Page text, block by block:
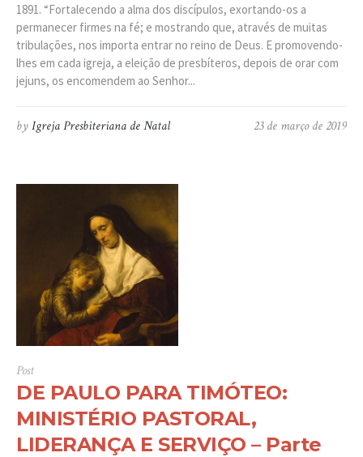
1891. “Fortalecendo a alma dos discípulos, exortando-os a
permanecer firmes na fé; e mostrando que, através de muitas
tribulações, nos importa entrar no reino de Deus. E promovendo-
lhes em cada igreja, a eleição de presbíteros, depois de orar com
jejuns, os encomendem ao Senhor...
23 de março de 2019
byIgreja Presbiteriana de Natal
Post
DE PAULO PARA TIMÓTEO:
MINISTÉRIO PASTORAL,
LIDERANÇA E SERVIÇO – Parte